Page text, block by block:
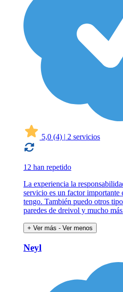
5,0 (4) | 2 servicios
12 han repetido
La experiencia la
servicio es un factor importante
tengo. También puedo otros
paredes de dreivol y mucho
+ Ver más - Ver menos
Neyl